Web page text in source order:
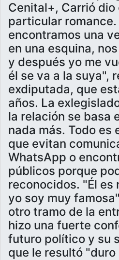
Cenital+, Carrió
particular romance.
encontramos una
en una esquina,
y después yo me
él se va a la suya",
exdiputada, que
años. La
la relación se basa
nada más. Todo es
que evitan
WhatsApp o
públicos porque
reconocidos. "Él es
yo soy muy
otro tramo de la
hizo una fuerte
futuro político y su
que le resultó